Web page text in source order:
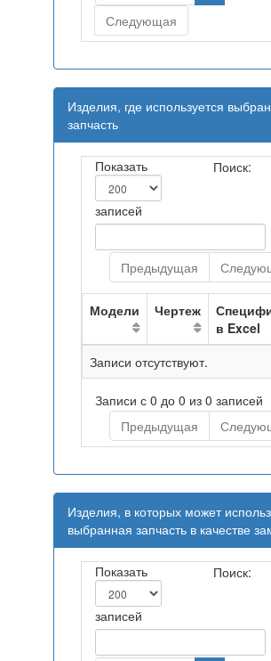
Следующая
Изделия, где используется
запчасть
Показать
записей
Поиск:
Предыдущая
Модели Чертеж
в Excel
Записи отсутствуют.
Записи с 0 до 0 из 0 записей
Предыдущая
Изделия, в которых может
выбранная запчасть в качестве
Показать
записей
Поиск: